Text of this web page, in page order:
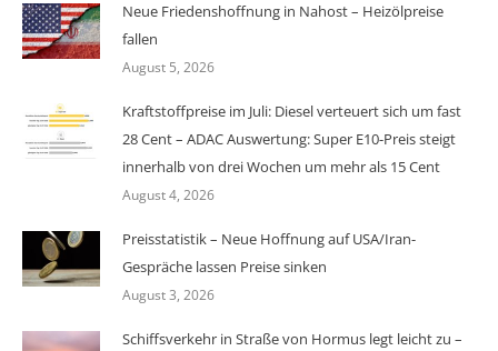
Neue Friedenshoffnung in Nahost – Heizölpreise
fallen
August 5, 2026
Kraftstoffpreise im Juli: Diesel verteuert sich um fast
28 Cent – ADAC Auswertung: Super E10-Preis steigt
innerhalb von drei Wochen um mehr als 15 Cent
August 4, 2026
Preisstatistik – Neue Hoffnung auf USA/Iran-
Gespräche lassen Preise sinken
August 3, 2026
Schiffsverkehr in Straße von Hormus legt leicht zu –